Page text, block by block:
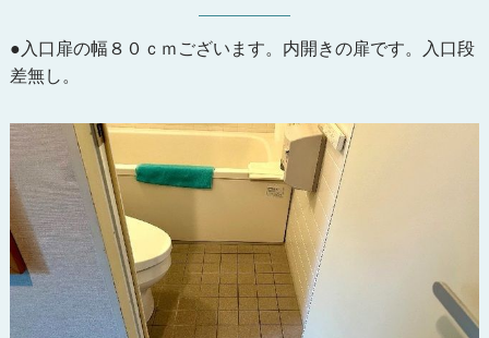
●入口扉の幅８０ｃｍございます。内開きの扉です。入口段
差無し。